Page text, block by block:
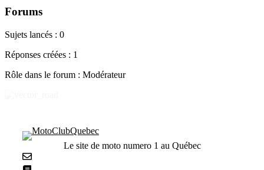
Forums
Sujets lancés : 0
Réponses créées : 1
Rôle dans le forum : Modérateur
Le site de moto numero 1 au Québec